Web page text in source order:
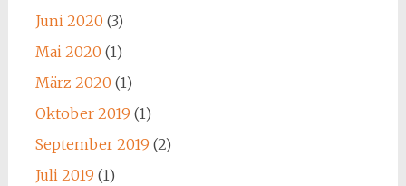
Juni 2020 (3)
Mai 2020 (1)
März 2020 (1)
Oktober 2019 (1)
September 2019 (2)
Juli 2019 (1)